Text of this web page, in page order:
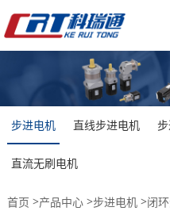
步进电机 直线步进电机
直流无刷电机
首页 >产品中心>步进电机>闭